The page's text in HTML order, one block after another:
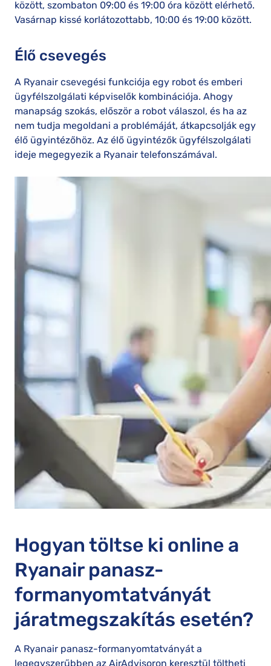
között, szombaton 09:00 és 19:00 óra között elérhető.
Vasárnap kissé korlátozottabb, 10:00 és 19:00 között.
Élő csevegés
A Ryanair csevegési funkciója egy robot és emberi
ügyfélszolgálati képviselők kombinációja. Ahogy
manapság szokás, először a robot válaszol, és ha az
nem tudja megoldani a problémáját, átkapcsolják egy
élő ügyintézőhöz. Az élő ügyintézők ügyfélszolgálati
ideje megegyezik a Ryanair telefonszámával.
Hogyan töltse ki online a
Ryanair panasz-
formanyomtatványát
járatmegszakítás esetén?
A Ryanair panasz-formanyomtatványát a
legegyszerűbben az AirAdvisoron keresztül töltheti